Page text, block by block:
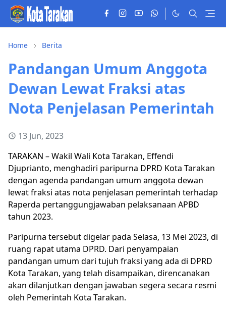
Home Berita
Pandangan Umum Anggota
Dewan Lewat Fraksi atas
Nota Penjelasan Pemerintah
13 Jun, 2023
TARAKAN – Wakil Wali Kota Tarakan, Effendi
Djuprianto, menghadiri paripurna DPRD Kota Tarakan
dengan agenda pandangan umum anggota dewan
lewat fraksi atas nota penjelasan pemerintah terhadap
Raperda pertanggungjawaban pelaksanaan APBD
tahun 2023.
Paripurna tersebut digelar pada Selasa, 13 Mei 2023, di
ruang rapat utama DPRD. Dari penyampaian
pandangan umum dari tujuh fraksi yang ada di DPRD
Kota Tarakan, yang telah disampaikan, direncanakan
akan dilanjutkan dengan jawaban segera secara resmi
oleh Pemerintah Kota Tarakan.